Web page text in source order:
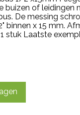
buizen of leidingen
De messing
binnen x 15 mm.
stuk Laatste